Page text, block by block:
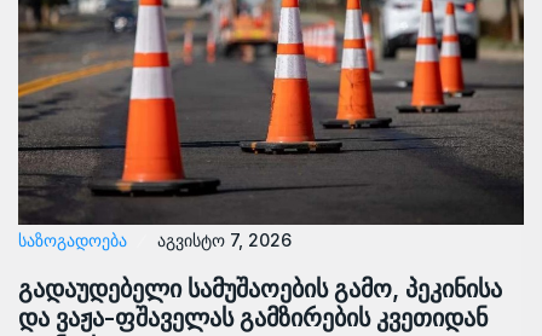
ᲡᲐᲖᲝᲒᲐᲓᲝᲔᲑᲐ აგვისტო 7, 2026
გადაუდებელი სამუშაოების გამო, პეკინისა
და ვაჟა-ფშაველას გამზირების კვეთიდან